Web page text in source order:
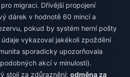
migraci. Dřívější propojení
dárek v hodnotě 60 mincí a
pokud by systém herní pošty
vykazoval jakékoli zpoždění
sporadicky upozorňovala
akcí v minulosti).
stojí za zdůraznění: odměna za